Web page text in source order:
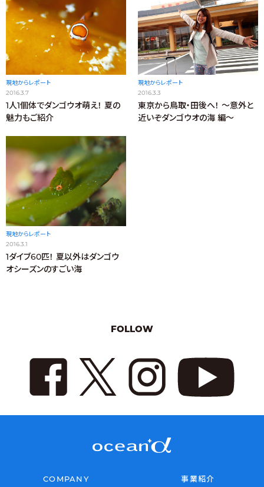
現地からレポート
2016.3.7
1人1個体でダンゴウオ萌え！ 夏の
魅力もご紹介
現地からレポート
2016.3.3
東京から鳥取・田後へ！ ～意外と
近いぞダンゴウオの海 編～
現地からレポート
2016.3.1
1ダイブ60匹！ 夏以外はダンゴウ
オシーズンのすごい海
FOLLOW
COMPANY 事業紹介